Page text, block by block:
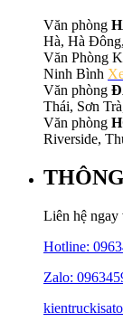
Văn phòng
Hà, Hà
Văn Phòng
Ninh Bình
Văn phòng
Thái, Sơn
Văn phòng
Riverside,
Liên hệ ngay
Hotline:
Zalo: